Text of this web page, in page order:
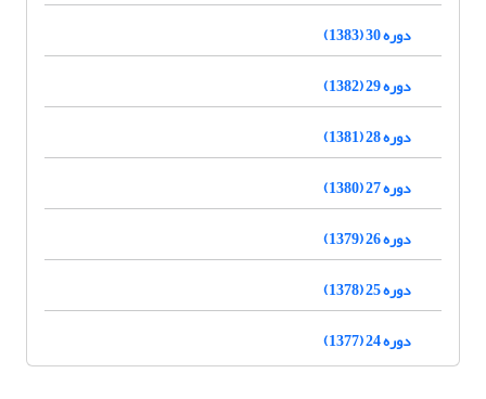
دوره 30 (1383)
دوره 29 (1382)
دوره 28 (1381)
دوره 27 (1380)
دوره 26 (1379)
دوره 25 (1378)
دوره 24 (1377)